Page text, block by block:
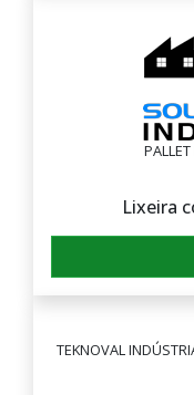
Lixeira
TEKNOVAL